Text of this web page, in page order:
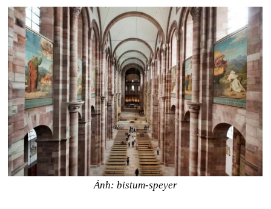
Ảnh: bistum-speyer